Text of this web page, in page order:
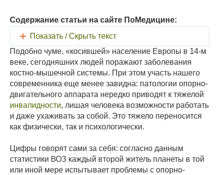
Содержание статьи на сайте ПоМедицине:
Показать / Скрыть текст
Подобно чуме, «косившей» население Европы в 14-м
веке, сегодняшних людей поражают заболевания
костно-мышечной системы. При этом участь нашего
современника еще менее завидна: патологии опорно-
двигательного аппарата нередко приводят к тяжелой
инвалидности, лишая человека возможности работать
и даже ухаживать за собой. Это тяжело переносится
как физически, так и психологически.
Цифры говорят сами за себя: согласно данным
статистики ВОЗ каждый второй житель планеты в той
или иной мере испытывает проблемы с опорно-